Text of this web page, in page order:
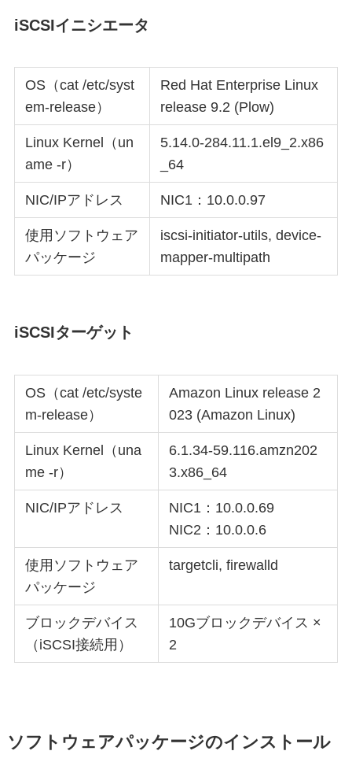
iSCSIイニシエータ
OS（cat /etc/syst
em-release）
Red Hat Enterprise Linux
release 9.2 (Plow)
Linux Kernel（un
ame -r）
5.14.0-284.11.1.el9_2.x86
_64
NIC/IPアドレス NIC1：10.0.0.97
使用ソフトウェア
パッケージ
iscsi-initiator-utils, device-
mapper-multipath
iSCSIターゲット
OS（cat /etc/syste
m-release）
Amazon Linux release 2
023 (Amazon Linux)
Linux Kernel（una
me -r）
6.1.34-59.116.amzn202
3.x86_64
NIC/IPアドレス
NIC1：10.0.0.69
NIC2：10.0.0.6
使用ソフトウェア
パッケージ
targetcli, firewalld
ブロックデバイス
（iSCSI接続用）
10Gブロックデバイス ×
2
ソフトウェアパッケージのインストール